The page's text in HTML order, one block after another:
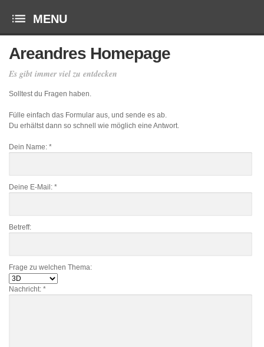
Areandres Homepage
Es gibt immer viel zu entdecken
Solltest du Fragen haben.
Fülle einfach das Formular aus, und sende es ab.
Du erhältst dann so schnell wie möglich eine Antwort.
Dein Name: *
Deine E-Mail: *
Betreff:
Frage zu welchen Thema:
Nachricht: *